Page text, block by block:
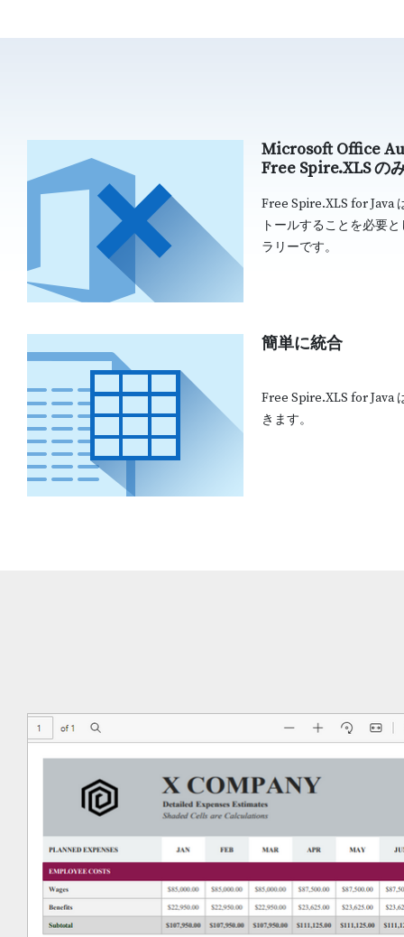
Microsoft Office
Free Spire.XLS の
Free Spire.XLS for Java
トールすることを必要
ラリーです。
簡単に統合
Free Spire.XLS for Java
きます。
すること